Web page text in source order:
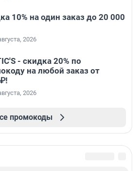
10% на один заказ до 20 000
2026
- скидка 20% по
на любой заказ от
2026
промокоды